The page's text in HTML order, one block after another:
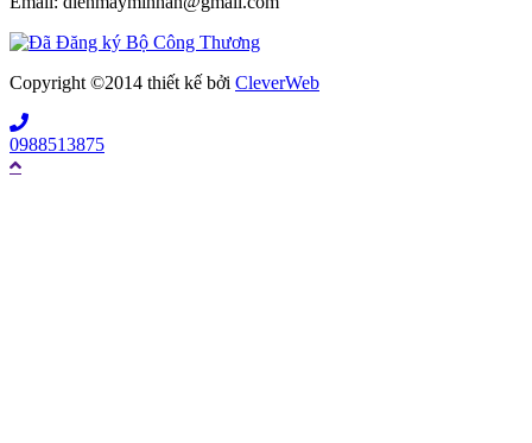
Copyright ©2014 thiết kế bởi CleverWeb
0988513875